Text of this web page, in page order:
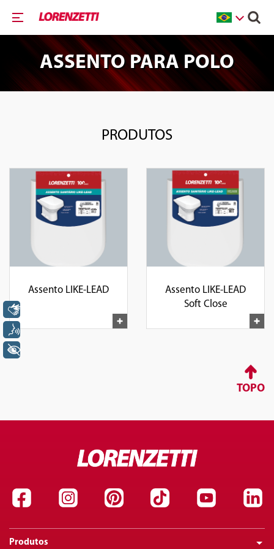
ASSENTO PARA POLO
PRODUTOS
Assento LIKE-LEAD
Assento LIKE-LEAD
Soft Close
TOPO
Produtos
Voz